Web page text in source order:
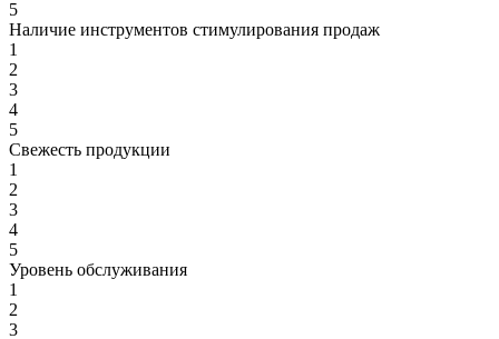
5
Наличие инструментов стимулирования продаж
1
2
3
4
5
Свежесть продукции
1
2
3
4
5
Уровень обслуживания
1
2
3